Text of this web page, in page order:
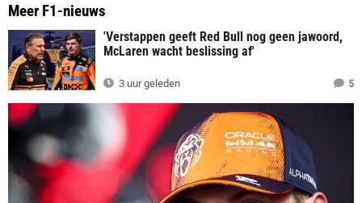
Meer F1-nieuws
'Verstappen geeft Red Bull nog geen jawoord,
McLaren wacht beslissing af'
3 uur geleden 5